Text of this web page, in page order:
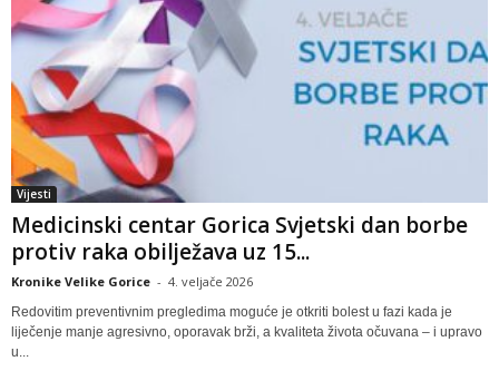
Vijesti
Medicinski centar Gorica Svjetski dan borbe
protiv raka obilježava uz 15...
Kronike Velike Gorice - 4. veljače 2026
Redovitim preventivnim pregledima moguće je otkriti bolest u fazi kada je
liječenje manje agresivno, oporavak brži, a kvaliteta života očuvana – i upravo
u...